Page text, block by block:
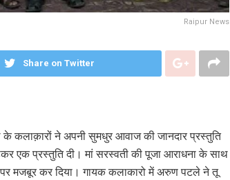
Raipur News
Share on Twitter
के कलाक़ारों ने अपनी सुमधुर आवाज की जानदार प्रस्तुति
एक प्रस्तुति दी। मां सरस्वती की पूजा आराधना के साथ
मजबूर कर दिया। गायक कलाकारो में अरुण पटले ने तू